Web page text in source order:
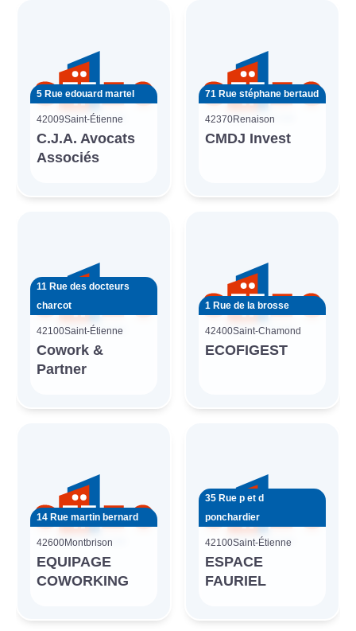
5 Rue edouard martel
42009Saint-Étienne
C.J.A. Avocats
Associés
71 Rue stéphane bertaud
42370Renaison
CMDJ Invest
11 Rue des docteurs
charcot
42100Saint-Étienne
Cowork &
Partner
1 Rue de la brosse
42400Saint-Chamond
ECOFIGEST
14 Rue martin bernard
42600Montbrison
EQUIPAGE
COWORKING
35 Rue p et d
ponchardier
42100Saint-Étienne
ESPACE
FAURIEL